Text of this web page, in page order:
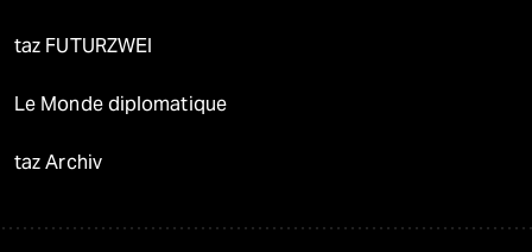
taz FUTURZWEI
Le Monde diplomatique
taz Archiv